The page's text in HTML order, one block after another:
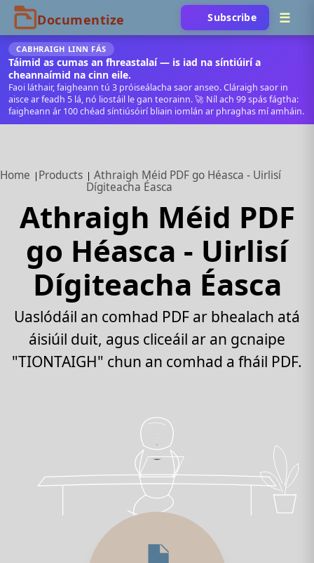
Subscribe
CABHRAIGH LINN FÁS
Táimid as cumas an fhreastalaí — is iad na síntiúirí a
cheannaímid na cinn eile.
Faoi láthair, faigheann tú 3 próiseálacha saor anseo. Cláraigh saor in
aisce ar feadh 5 lá, nó liostáil le gan teorainn. 🚀 Níl ach 99 spás fágtha:
faigheann ár 100 chéad síntiúsóirí bliain iomlán ar phraghas mí amháin.
Home Products
Athraigh Méid PDF go Héasca - Uirlisí
Dígiteacha Éasca
Athraigh Méid PDF
go Héasca - Uirlisí
Dígiteacha Éasca
Uaslódáil an comhad PDF ar bhealach atá
áisiúil duit, agus cliceáil ar an gcnaipe
"TIONTAIGH" chun an comhad a fháil PDF.